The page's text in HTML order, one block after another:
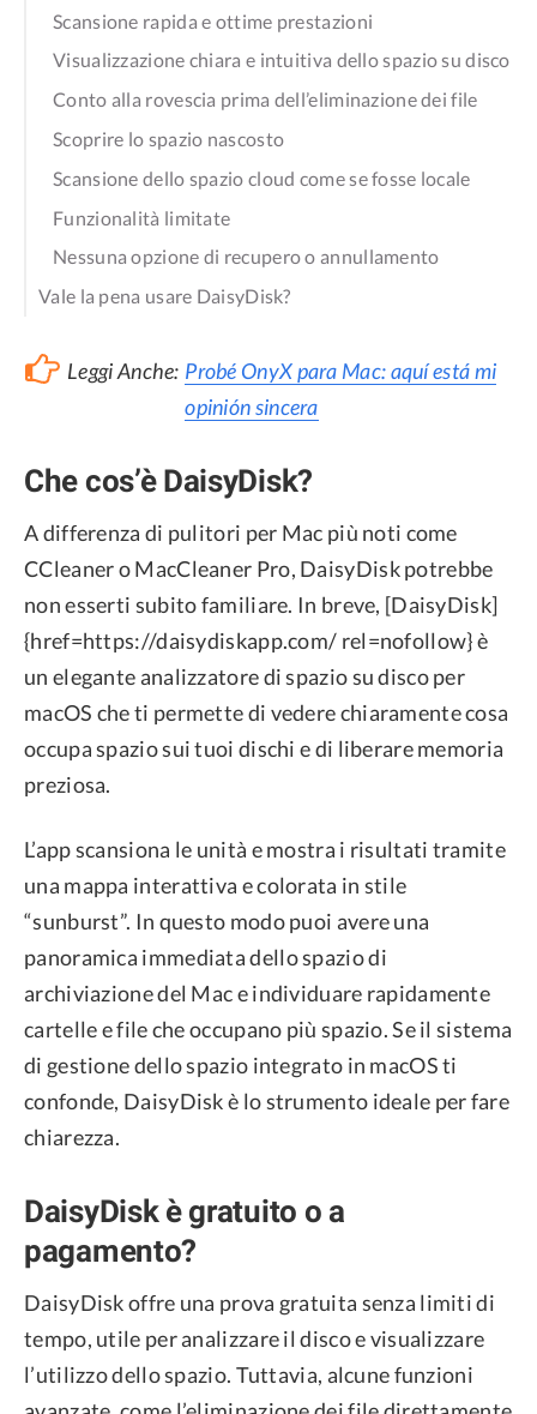
Scansione rapida e ottime prestazioni
Visualizzazione chiara e intuitiva dello spazio su disco
Conto alla rovescia prima dell’eliminazione dei file
Scoprire lo spazio nascosto
Scansione dello spazio cloud come se fosse locale
Funzionalità limitate
Nessuna opzione di recupero o annullamento
Vale la pena usare DaisyDisk?
Leggi Anche: Probé OnyX para Mac: aquí está mi
opinión sincera
Che cos’è DaisyDisk?
A differenza di pulitori per Mac più noti come
CCleaner o MacCleaner Pro, DaisyDisk potrebbe
non esserti subito familiare. In breve, [DaisyDisk]
{href=https://daisydiskapp.com/ rel=nofollow} è
un elegante analizzatore di spazio su disco per
macOS che ti permette di vedere chiaramente cosa
occupa spazio sui tuoi dischi e di liberare memoria
preziosa.
L’app scansiona le unità e mostra i risultati tramite
una mappa interattiva e colorata in stile
“sunburst”. In questo modo puoi avere una
panoramica immediata dello spazio di
archiviazione del Mac e individuare rapidamente
cartelle e file che occupano più spazio. Se il sistema
di gestione dello spazio integrato in macOS ti
confonde, DaisyDisk è lo strumento ideale per fare
chiarezza.
DaisyDisk è gratuito o a
pagamento?
DaisyDisk offre una prova gratuita senza limiti di
tempo, utile per analizzare il disco e visualizzare
l’utilizzo dello spazio. Tuttavia, alcune funzioni